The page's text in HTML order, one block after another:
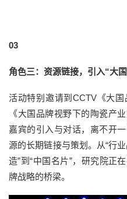
03
角色三：资源链接，引入“大
活动特别邀请到CCTV《大
《大国品牌视野下的陶瓷产
嘉宾的引入与对话，离不开
源的长期链接与策划。从“行业
造”到“中国名片”，研究院正
牌战略的桥梁。